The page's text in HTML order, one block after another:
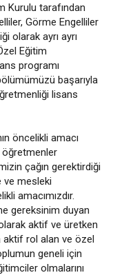
Kurulu tarafından
Görme Engelliler
olarak ayrı ayrı
Eğitim
programı
başarıyla
lisans
öncelikli amacı
öğretmenler
çağın gerektirdiği
ve mesleki
amacımızdır.
gereksinim duyan
aktif ve üretken
aktif rol alan ve özel
geneli için
olmalarını